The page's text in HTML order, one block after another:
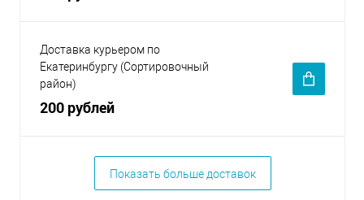
Доставка курьером по
Екатеринбургу (Сортировочный
район)
200 рублей
Показать больше доставок